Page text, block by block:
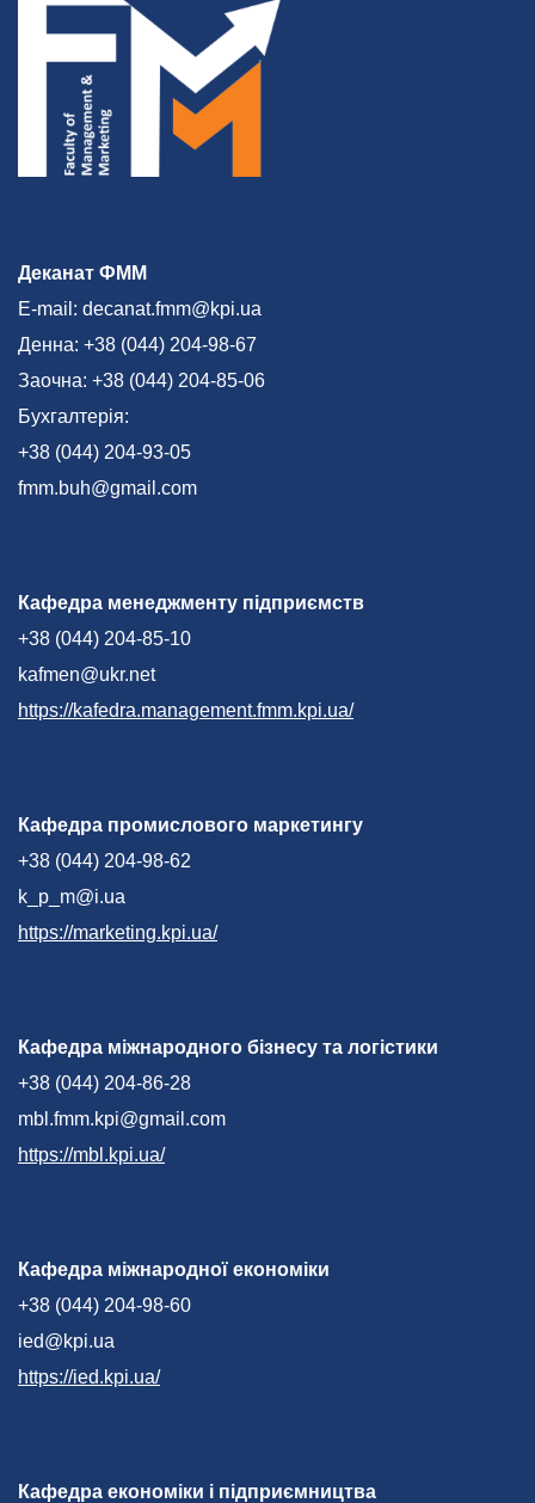
Деканат ФММ
E-mail: decanat.fmm@kpi.ua
Денна: +38 (044) 204-98-67
Заочна: +38 (044) 204-85-06
Бухгалтерія:
+38 (044) 204-93-05
fmm.buh@gmail.com
Кафедра менеджменту підприємств
+38 (044) 204-85-10
kafmen@ukr.net
https://kafedra.management.fmm.kpi.ua/
Кафедра промислового маркетингу
+38 (044) 204-98-62
k_p_m@i.ua
https://marketing.kpi.ua/
Кафедра міжнародного бізнесу та логістики
+38 (044) 204-86-28
mbl.fmm.kpi@gmail.com
https://mbl.kpi.ua/
Кафедра міжнародної економіки
+38 (044) 204-98-60
ied@kpi.ua
https://ied.kpi.ua/
Кафедра економіки і підприємництва